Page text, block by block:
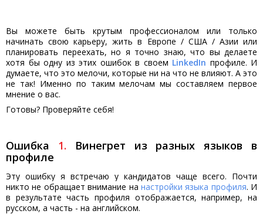
Вы можете быть крутым профессионалом или только
начинать свою карьеру, жить в Европе / США / Азии или
планировать переехать, но я точно знаю, что вы делаете
хотя бы одну из этих ошибок в своем LinkedIn профиле. И
думаете, что это мелочи, которые ни на что не влияют. А это
не так! Именно по таким мелочам мы составляем первое
мнение о вас.
Готовы? Проверяйте себя!
Ошибка 1. Винегрет из разных языков в
профиле
Эту ошибку я встречаю у кандидатов чаще всего. Почти
никто не обращает внимание на настройки языка профиля. И
в результате часть профиля отображается, например, на
русском, а часть - на английском.